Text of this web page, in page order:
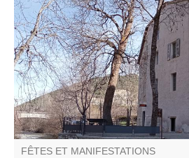
Entrez comme dans un moulin !
région ! Cette ancienne fabrique de
transformée en minoterie en 1902.
moulin industriel a produit de la
ses portes pour le plaisir des
FÊTES ET MANIFESTATIONS